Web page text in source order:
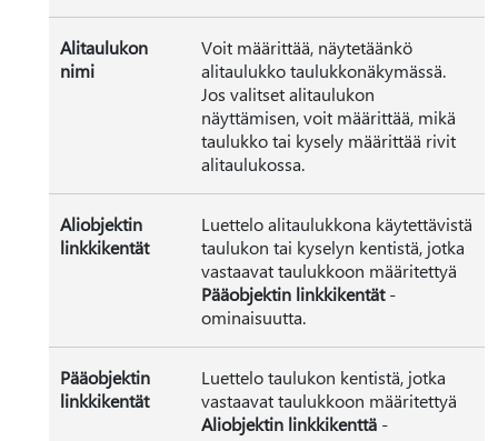
Alitaulukon
nimi
Voit määrittää, näytetäänkö
alitaulukko taulukkonäkymässä.
Jos valitset alitaulukon
näyttämisen, voit määrittää, mikä
taulukko tai kysely määrittää rivit
alitaulukossa.
Aliobjektin
linkkikentät
Luettelo alitaulukkona käytettävistä
taulukon tai kyselyn kentistä, jotka
vastaavat taulukkoon määritettyä
Pääobjektin linkkikentät-
ominaisuutta.
Pääobjektin
linkkikentät
Luettelo taulukon kentistä, jotka
vastaavat taulukkoon määritettyä
Aliobjektin linkkikenttä -